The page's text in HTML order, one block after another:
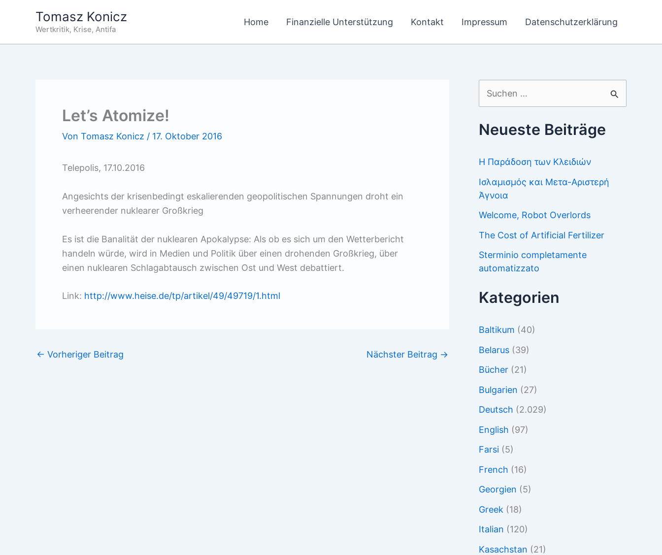
Tomasz Konicz
Wertkritik, Krise, Antifa
Home Finanzielle Unterstützung Kontakt Impressum Datenschutzerklärung
Let’s Atomize!
Von Tomasz Konicz / 17. Oktober 2016
Telepolis, 17.10.2016
Angesichts der krisenbedingt eskalierenden geopolitischen Spannungen droht ein
verheerender nuklearer Großkrieg
Es ist die Banalität der nuklearen Apokalypse: Als ob es sich um den Wetterbericht
handeln würde, wird in Medien und Politik über einen drohenden Großkrieg, über
einen nuklearen Schlagabtausch zwischen Ost und West debattiert.
Link: http://www.heise.de/tp/artikel/49/49719/1.html
← Vorheriger Beitrag Nächster Beitrag →
Suchen
nach:
Neueste Beiträge
Η Παράδοση των Κλειδιών
Ισλαμισμός και Μετα-Αριστερή
Άγνοια
Welcome, Robot Overlords
The Cost of Artificial Fertilizer
Sterminio completamente
automatizzato
Kategorien
Baltikum (40)
Belarus (39)
Bücher (21)
Bulgarien (27)
Deutsch (2.029)
English (97)
Farsi (5)
French (16)
Georgien (5)
Greek (18)
Italian (120)
Kasachstan (21)